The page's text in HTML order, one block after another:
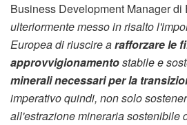
Business Development Manager
ulteriormente messo in risalto
Europea di riuscire arafforzare le
approvvigionamentostabile e
minerali necessari per la
imperativo quindi, non solo
all'estrazione mineraria sostenibile